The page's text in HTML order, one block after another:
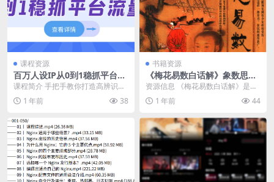
课程资源
百万人设IP从0到1稳抓平台流
量
课程简介 手把手教你打造高辨识度
IP！ 从底层逻辑拆解平台流量规
则，聚焦人设定...
1 年前 38
书籍资源
《梅花易数白话解》象数思维
的智慧
资源信息 《梅花易数白话解》是一
本解读古老卜筮方法《梅花易数》
的书籍。它以白话文...
1 年前 44